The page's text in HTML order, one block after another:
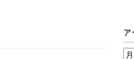
ア
ア